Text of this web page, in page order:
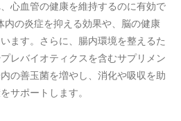
心血管の健康を維持するのに有効で
内の炎症を抑える効果や、脳の健康
ます。さらに、腸内環境を整えるた
レバイオティクスを含むサプリメン
の善玉菌を増やし、消化や吸収を助
サポートします。